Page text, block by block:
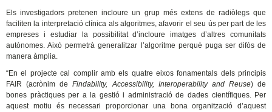
Els investigadors pretenen incloure un grup més extens de radiòlegs que
faciliten la interpretació clínica als algoritmes, afavorir el seu ús per part de les
empreses i estudiar la possibilitat d’incloure imatges d’altres comunitats
autònomes. Això permetrà generalitzar l’algoritme perquè puga ser difós de
manera àmplia.
“En el projecte cal complir amb els quatre eixos fonamentals dels principis
FAIR (acrònim deFindability, Accessibility, Interoperability and Reuse) de
bones pràctiques per a la gestió i administració de dades científiques. Per
aquest motiu és necessari proporcionar una bona organització d’aquest